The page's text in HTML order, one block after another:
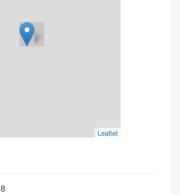
Leaflet